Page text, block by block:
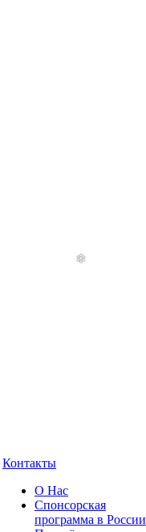
Контакты
О Нас
Спонсорская
программа в России